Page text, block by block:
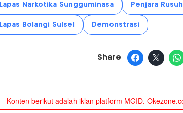
Lapas Narkotika Sungguminasa Penjara Rusuh
Lapas Bolangi Sulsel Demonstrasi
Share